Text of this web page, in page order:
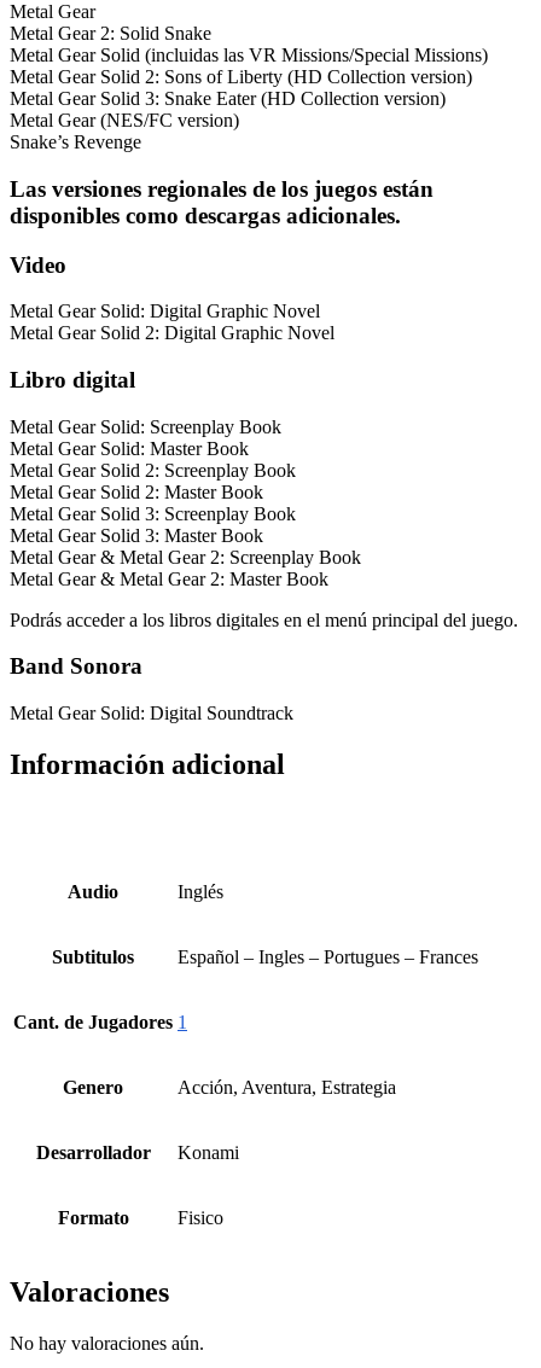
Metal Gear
Metal Gear 2: Solid Snake
Metal Gear Solid (incluidas las VR Missions/Special Missions)
Metal Gear Solid 2: Sons of Liberty (HD Collection version)
Metal Gear Solid 3: Snake Eater (HD Collection version)
Metal Gear (NES/FC version)
Snake’s Revenge
Las versiones regionales de los juegos están
disponibles como descargas adicionales.
Video
Metal Gear Solid: Digital Graphic Novel
Metal Gear Solid 2: Digital Graphic Novel
Libro digital
Metal Gear Solid: Screenplay Book
Metal Gear Solid: Master Book
Metal Gear Solid 2: Screenplay Book
Metal Gear Solid 2: Master Book
Metal Gear Solid 3: Screenplay Book
Metal Gear Solid 3: Master Book
Metal Gear & Metal Gear 2: Screenplay Book
Metal Gear & Metal Gear 2: Master Book
Podrás acceder a los libros digitales en el menú principal del juego.
Band Sonora
Metal Gear Solid: Digital Soundtrack
Información adicional
Audio Inglés
Subtitulos Español – Ingles – Portugues – Frances
Cant. de Jugadores 1
Genero Acción, Aventura, Estrategia
Desarrollador Konami
Formato Fisico
Valoraciones
No hay valoraciones aún.